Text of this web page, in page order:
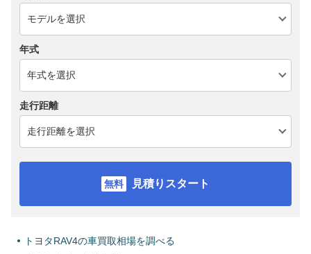
年式
走行距離
見積りスタート
トヨタRAV4の車買取相場を調べる